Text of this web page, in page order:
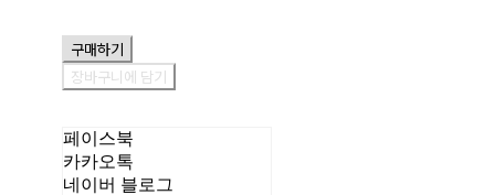
구매하기
장바구니에 담기
페이스북
카카오톡
네이버 블로그